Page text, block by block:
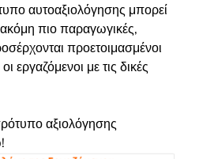
αυτοαξιολόγησης μπορεί
ακόμη πιο παραγωγικές,
προετοιμασμένοι
εργαζόμενοι με τις δικές
αξιολόγησης